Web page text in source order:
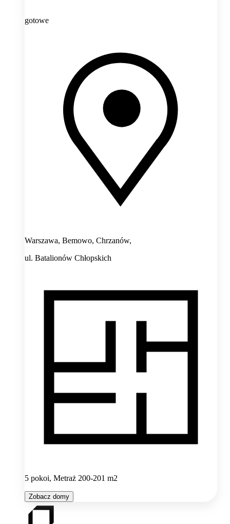
gotowe
Warszawa, Bemowo, Chrzanów,
ul. Batalionów Chłopskich
5 pokoi, Metraż 200-201 m2
Zobacz domy